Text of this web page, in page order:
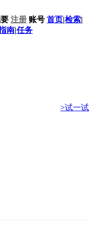
注册 账号 首页|检索|
南|任务
>试一试